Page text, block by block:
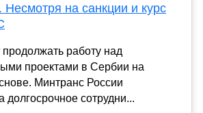
на санкции и курс
работу над
проектами в Сербии на
Минтранс России
долгосрочное сотрудни...